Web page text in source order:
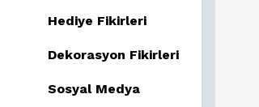
Hediye Fikirleri
Dekorasyon Fikirleri
Sosyal Medya